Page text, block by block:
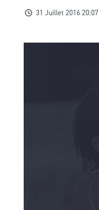
31 Juillet 2016 20:07